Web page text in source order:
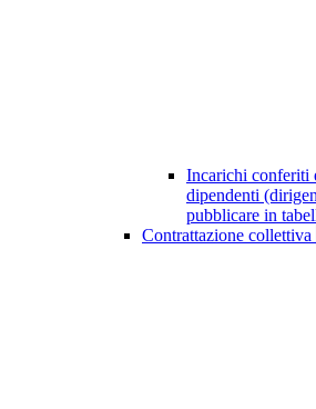
Incarichi conferiti
dipendenti
pubblicare in
Contrattazione collettiva